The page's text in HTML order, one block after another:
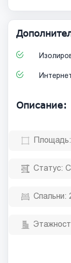
Описание:
Площадь:
Статус:
Спальни: